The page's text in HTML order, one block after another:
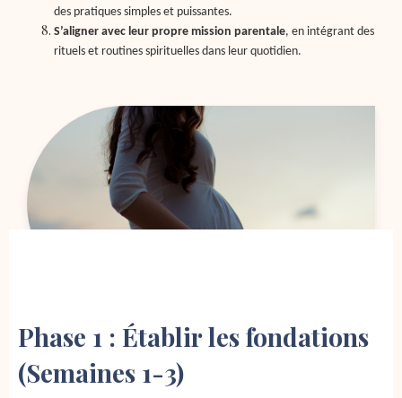
des pratiques simples et puissantes.
S’aligner avec leur propre mission parentale, en intégrant des
rituels et routines spirituelles dans leur quotidien.
Phase 1 : Établir les fondations
(Semaines 1-3)